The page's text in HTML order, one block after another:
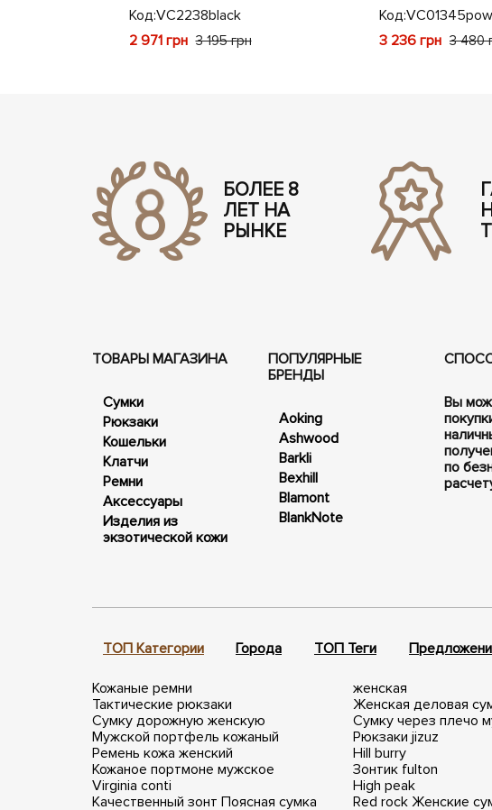
Код:VC2238black
2 971 грн 3 195 грн
Код:
3 236 грн 3 480
БОЛЕЕ 8
ЛЕТ НА
РЫНКЕ
ТОВАРЫ МАГАЗИНА
Сумки
Рюкзаки
Кошельки
Клатчи
Ремни
Аксессуары
Изделия из
экзотической кожи
ПОПУЛЯРНЫЕ
БРЕНДЫ
Aoking
Ashwood
Barkli
Bexhill
Blamont
BlankNote
Вы
по
ТОП Категории Города ТОП Теги
Кожаные ремни
Тактические рюкзаки
Сумку дорожную женскую
Мужской портфель кожаный
Ремень кожа женский
Кожаное портмоне мужское
Virginia conti
Качественный зонт Поясная сумка
женская
Женская деловая
Сумку через плечо
Рюкзаки jizuz
Hill burry
Зонтик fulton
High peak
Red rock Женские